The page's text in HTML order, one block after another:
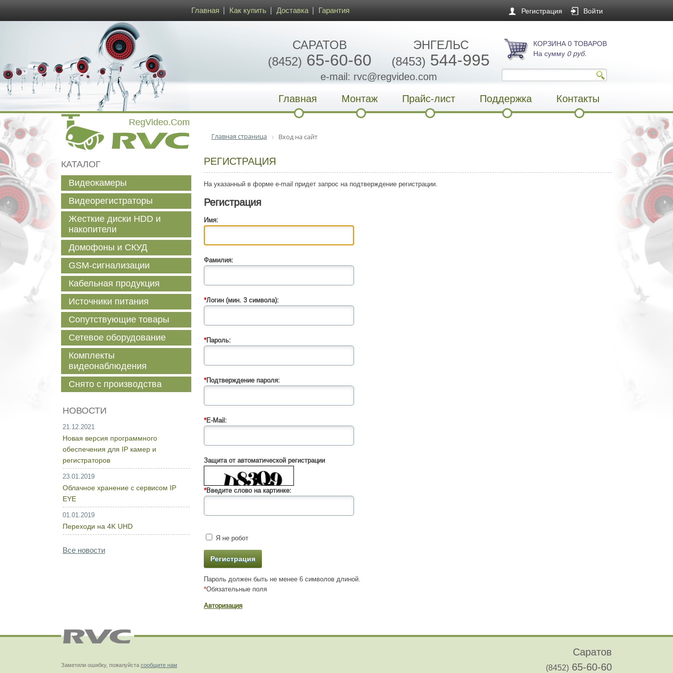
Главная Как купить Доставка Гарантия Регистрация Войти
САРАТОВ
(8452) 65-60-60
ЭНГЕЛЬС
(8453) 544-995
e-mail: rvc@regvideo.com
КОРЗИНА 0 ТОВАРОВ
На сумму 0 руб.
Главная Монтаж Прайс-лист Поддержка Контакты
Главная страница Вход на сайт
РЕГИСТРАЦИЯ
На указанный в форме e-mail придет запрос на подтверждение регистрации.
Регистрация
Имя:
Фамилия:
*Логин (мин. 3 символа):
*Пароль:
*Подтверждение пароля:
*E-Mail:
Защита от автоматической регистрации
*Введите слово на картинке:
Я не робот
Пароль должен быть не менее 6 символов длиной.
*Обязательные поля
Авторизация
КАТАЛОГ
Видеокамеры
Видеорегистраторы
Жесткие диски HDD и
накопители
Домофоны и СКУД
GSM-сигнализации
Кабельная продукция
Источники питания
Сопутствующие товары
Сетевое оборудование
Комплекты
видеонаблюдения
Снято с производства
НОВОСТИ
21.12.2021
Новая версия программного
обеспечения для IP камер и
регистраторов
23.01.2019
Облачное хранение с сервисом IP
EYE
01.01.2019
Переходи на 4K UHD
Все новости
Заметили ошибку, пожалуйста сообщите нам
Саратов
(8452) 65-60-60